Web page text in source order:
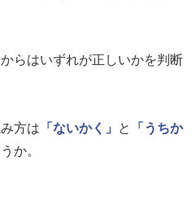
らはいずれが正しいかを判断
方は 「ないかく」 と
「うちか
か。